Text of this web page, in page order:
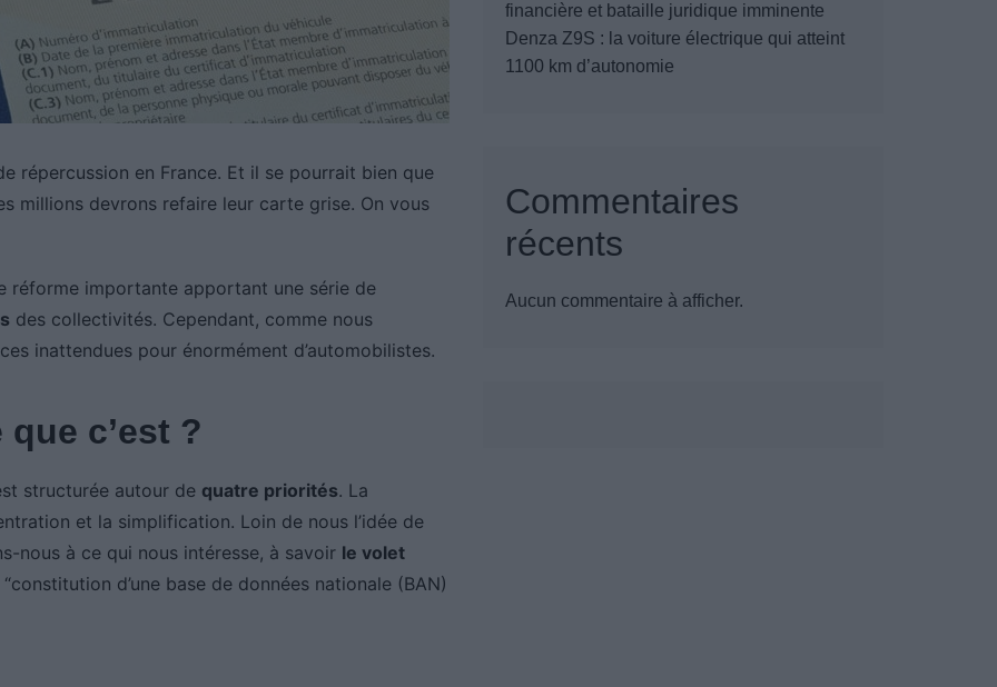
répercussion en France. Et il se pourrait bien que
millions devrons refaire leur carte grise. On vous
réforme importante apportant une série de
des collectivités. Cependant, comme nous
inattendues pour énormément d’automobilistes.
que c’est ?
structurée autour de quatre priorités. La
et la simplification. Loin de nous l’idée de
nous à ce qui nous intéresse, à savoir le volet
d’une base de données nationale (BAN)
financière et bataille juridique imminente
Denza Z9S : la voiture électrique qui atteint
1100 km d’autonomie
Commentaires
récents
Aucun commentaire à afficher.